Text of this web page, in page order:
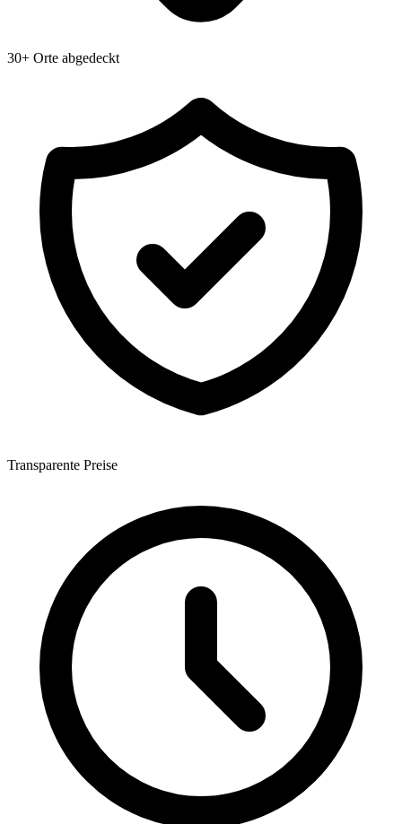
30+ Orte abgedeckt
Transparente Preise